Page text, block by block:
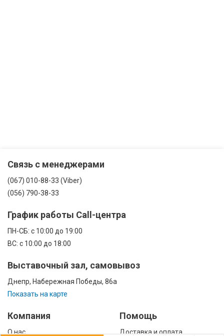
Связь с менеджерами
(067) 010-88-33 (Viber)
(056) 790-38-33
График работы Call-центра
ПН-CБ: с 10:00 до 19:00
ВС: с 10:00 до 18:00
Выставочный зал, самовывоз
Днепр, Набережная Победы, 86а
Показать на карте
Компания
О нас
Помощь
Доставка и оплата